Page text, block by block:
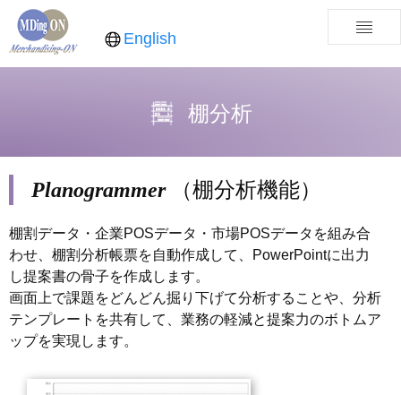
English
棚分析
Planogrammer （棚分析機能）
棚割データ・企業POSデータ・市場POSデータを組み合
わせ、棚割分析帳票を自動作成して、PowerPointに出力
し提案書の骨子を作成します。
画面上で課題をどんどん掘り下げて分析することや、分析
テンプレートを共有して、業務の軽減と提案力のボトムア
ップを実現します。